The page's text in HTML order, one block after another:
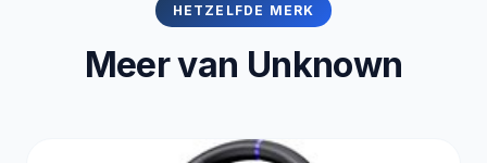
HETZELFDE MERK
Meer van Unknown